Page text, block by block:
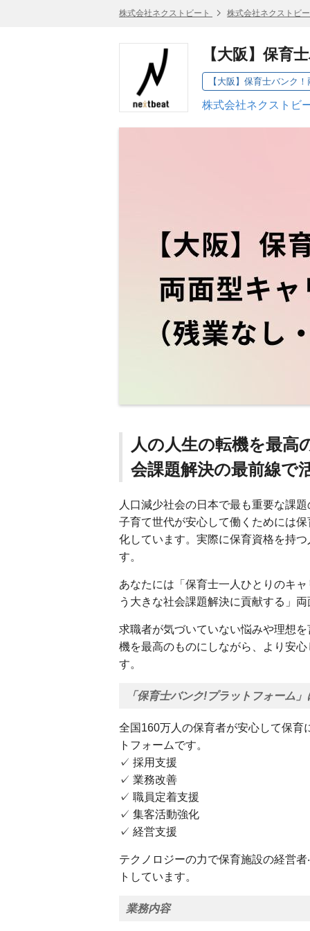
株式会社ネクストビート 株式会社ネクストビ
【大阪】保育
株式会社ネクストビ
人の人生の転機を最高
会課題解決の最前線で
人口減少社会の日本で最も重要な課
子育て世代が安心して働くためには
化しています。実際に保育資格を持
す。
あなたには「保育士一人ひとりのキ
う大きな社会課題解決に貢献する」
求職者が気づいていない悩みや理想
機を最高のものにしながら、より安
す。
「保育士バンク!プラットフォーム
全国160万人の保育者が安心して保育
トフォームです。
✓ 採用支援
✓ 業務改善
✓ 職員定着支援
✓ 集客活動強化
✓ 経営支援
テクノロジーの力で保育施設の経営
トしています。
業務内容